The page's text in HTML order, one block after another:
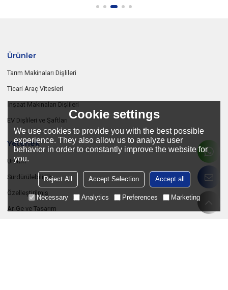
Ürünler
Tarım Makinaları Dişlileri
Ticari Araç Vitesleri
İnşaat Makinaları Dişlileri
EV Dişlileri ve Şaftları
Yetenek
Üretim
Sürdürülebilirlik
Özelleştirilmiş
Ar-Ge ve Tasarım
Cookie settings
We use cookies to provide you with the best possible
experience. They also allow us to analyze user
behavior in order to constantly improve the website for
you.
Reject All Accept Selection Accept all
Necessary Analytics Preferences Marketing